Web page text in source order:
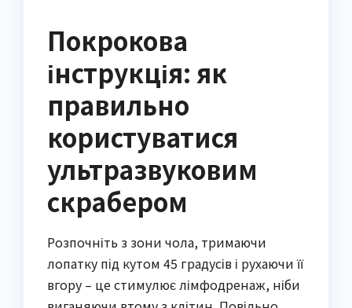
Покрокова
інструкція: як
правильно
користуватися
ультразвуковим
скрабером
Розпочніть з зони чола, тримаючи
лопатку під кутом 45 градусів і рухаючи її
вгору – це стимулює лімфодренаж, ніби